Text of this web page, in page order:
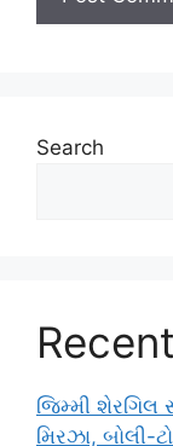
Search
જિમ્મી શેરગિલ
મિરઝા, બોલી-